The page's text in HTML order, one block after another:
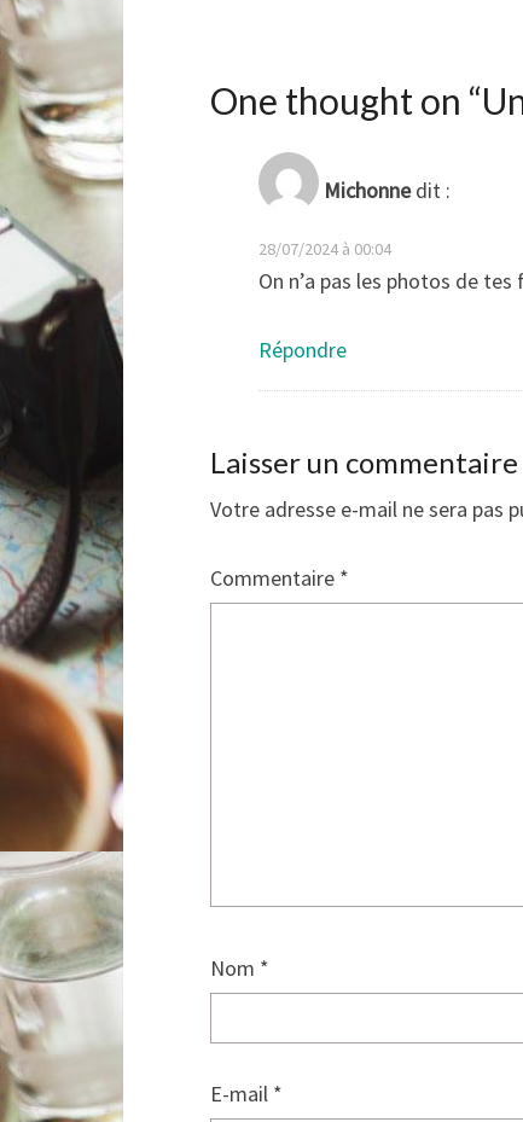
One thought on “
Michonne dit :
28/07/2024 à 00:04
On n’a pas les photos de tes
Répondre
Laisser un commentaire
Votre adresse e-mail ne sera pas
Commentaire *
Nom *
E-mail *